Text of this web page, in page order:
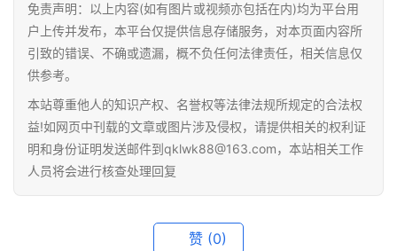
题
百
免责声明：以上内容(如有图片或视频亦包括在内)均为平台用
户上传并发布，本平台仅提供信息存储服务，对本页面内容所
引致的错误、不确或遗漏，概不负任何法律责任，相关信息仅
供参考。
本站尊重他人的知识产权、名誉权等法律法规所规定的合法权
益!如网页中刊载的文章或图片涉及侵权，请提供相关的权利证
明和身份证明发送邮件到qklwk88@163.com，本站相关工作
人员将会进行核查处理回复
赞 (0)